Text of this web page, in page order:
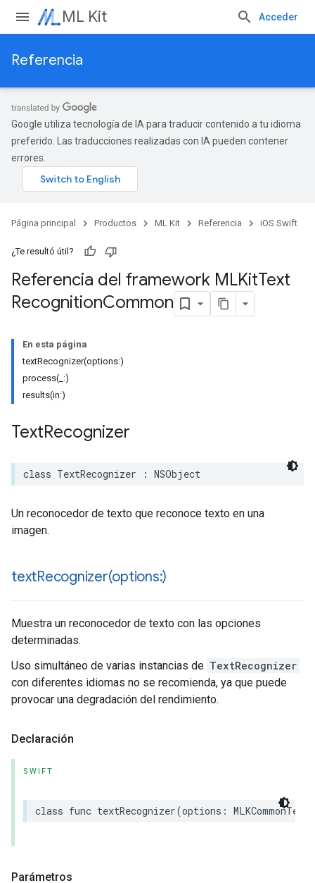
ML Kit Acceder
Referencia
Google utiliza tecnología de IA para traducir contenido a tu idioma
preferido. Las traducciones realizadas con IA pueden contener
errores.
Página principal Productos ML Kit Referencia iOS Swift
¿Te resultó útil?
Referencia del framework MLKitText
RecognitionCommon
En esta página
textRecognizer(options:)
process(_:)
results(in:)
TextRecognizer
class TextRecognizer : NSObject
Un reconocedor de texto que reconoce texto en una
imagen.
textRecognizer(options:)
Muestra un reconocedor de texto con las opciones
determinadas.
Uso simultáneo de varias instancias de TextRecognizer
con diferentes idiomas no se recomienda, ya que puede
provocar una degradación del rendimiento.
Declaración
SWIFT
class func textRecognizer(options :
Parámetros